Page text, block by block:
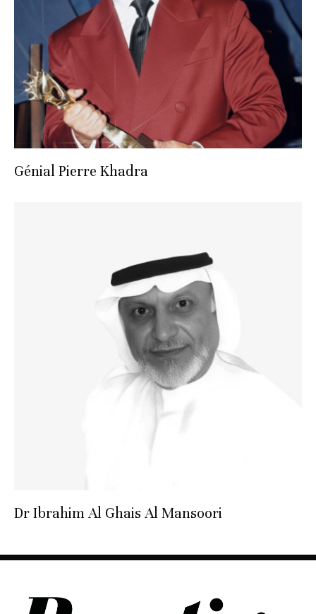
Génial Pierre Khadra
Dr Ibrahim Al Ghais Al Mansoori